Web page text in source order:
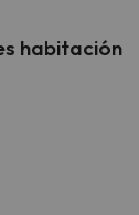
habitación